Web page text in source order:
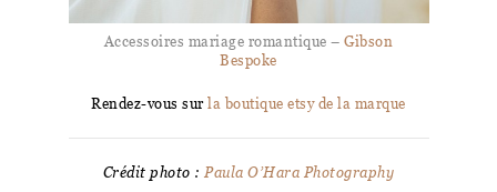
Accessoires mariage romantique –Gibson
Bespoke
Rendez-vous surla boutique etsy de la marque
Crédit photo : Paula O’Hara Photography